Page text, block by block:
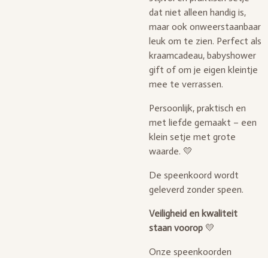
dat niet alleen handig is,
maar ook onweerstaanbaar
leuk om te zien. Perfect als
kraamcadeau, babyshower
gift of om je eigen kleintje
mee te verrassen.
Persoonlijk, praktisch en
met liefde gemaakt – een
klein setje met grote
waarde. 💛
De speenkoord wordt
geleverd zonder speen.
Veiligheid en kwaliteit
staan voorop 💛
Onze speenkoorden